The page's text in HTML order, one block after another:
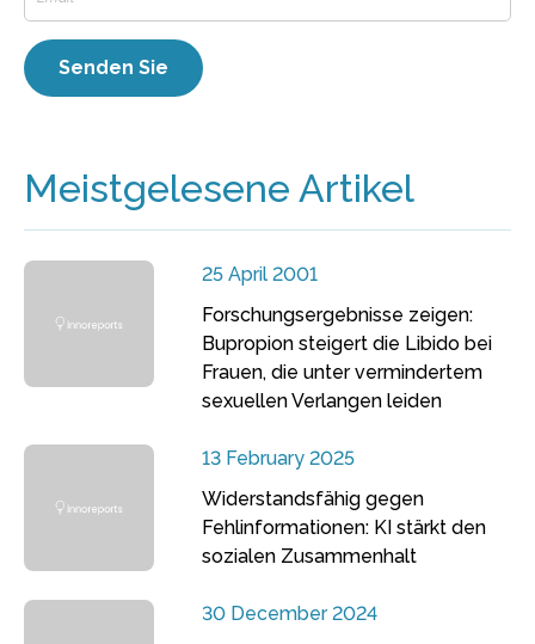
Meistgelesene Artikel
25 April 2001
Forschungsergebnisse zeigen:
Bupropion steigert die Libido bei
Frauen, die unter vermindertem
sexuellen Verlangen leiden
13 February 2025
Widerstandsfähig gegen
Fehlinformationen: KI stärkt den
sozialen Zusammenhalt
30 December 2024